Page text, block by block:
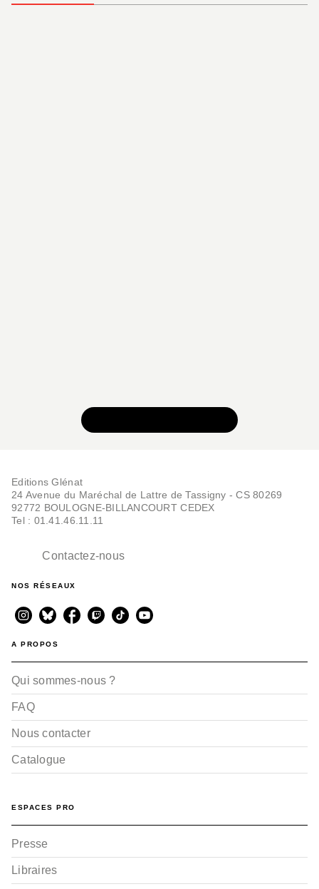
Editions Glénat
24 Avenue du Maréchal de Lattre de Tassigny - CS 80269
92772 BOULOGNE-BILLANCOURT CEDEX
Tel : 01.41.46.11.11
Contactez-nous
NOS RÉSEAUX
A PROPOS
Qui sommes-nous ?
FAQ
Nous contacter
Catalogue
ESPACES PRO
Presse
Libraires